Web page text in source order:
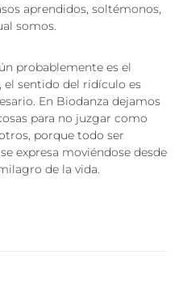
aprendidos, soltémonos,
somos.
probablemente es el
el sentido del ridículo es
En Biodanza dejamos
para no juzgar como
porque todo ser
expresa moviéndose desde
de la vida.